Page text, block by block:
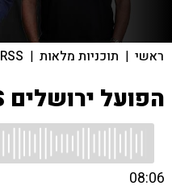
ראשי | תוכניות מלאות |
RSS
הפועל ירושלים VS ולנסיה
08:06